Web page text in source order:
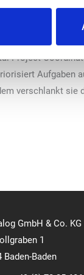
und 1.200
was zu einer
Project
verschlankt sie
GmbH & Co. KG
1
Baden-Baden